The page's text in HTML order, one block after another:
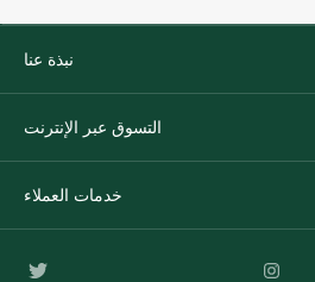
نبذة عنا
التسوق عبر الإنترنت
خدمات العملاء